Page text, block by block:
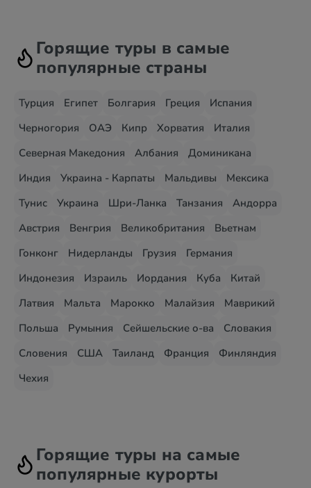
Горящие туры в самые
популярные страны
Турция Египет Болгария Греция
Испания
Черногория
ОАЭ Кипр Хорватия
Италия
Северная Македония
Албания
Доминикана
Индия
Украина - Карпаты Мальдивы
Мексика
Тунис
Украина Шри-Ланка Танзания
Андорра
Австрия
Венгрия Великобритания
Вьетнам
Гонконг
Нидерланды Грузия
Германия
Индонезия
Израиль Иордания Куба
Китай
Латвия
Мальта Марокко Малайзия
Маврикий
Польша
Румыния Сейшельские о-ва
Словакия
Словения
США Таиланд Франция
Финляндия
Чехия
Горящие туры на самые
популярные курорты